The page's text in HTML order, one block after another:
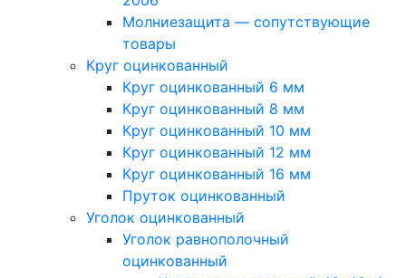
Молниезащита — сопутствующие
товары
Круг оцинкованный
Круг оцинкованный 6 мм
Круг оцинкованный 8 мм
Круг оцинкованный 10 мм
Круг оцинкованный 12 мм
Круг оцинкованный 16 мм
Пруток оцинкованный
Уголок оцинкованный
Уголок равнополочный
оцинкованный